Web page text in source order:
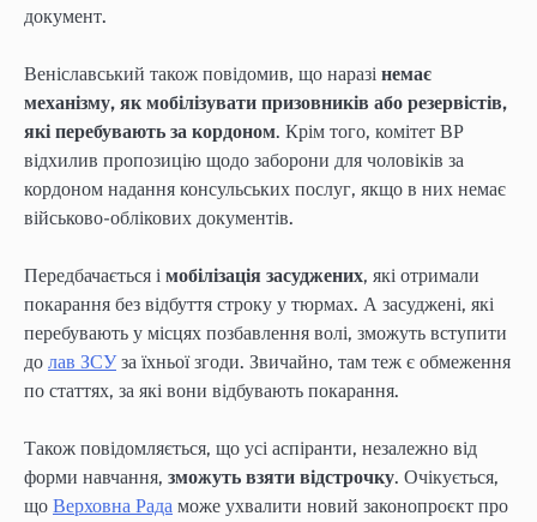
документ.
Веніславський також повідомив, що наразі немає
механізму, як мобілізувати призовників або резервістів,
які перебувають за кордоном. Крім того, комітет ВР
відхилив пропозицію щодо заборони для чоловіків за
кордоном надання консульських послуг, якщо в них немає
військово-облікових документів.
Передбачається і мобілізація засуджених, які отримали
покарання без відбуття строку у тюрмах. А засуджені, які
перебувають у місцях позбавлення волі, зможуть вступити
до лав ЗСУза їхньої згоди. Звичайно, там теж є обмеження
по статтях, за які вони відбувають покарання.
Також повідомляється, що усі аспіранти, незалежно від
форми навчання, зможуть взяти відстрочку. Очікується,
що Верховна Рада може ухвалити новий законопроєкт про